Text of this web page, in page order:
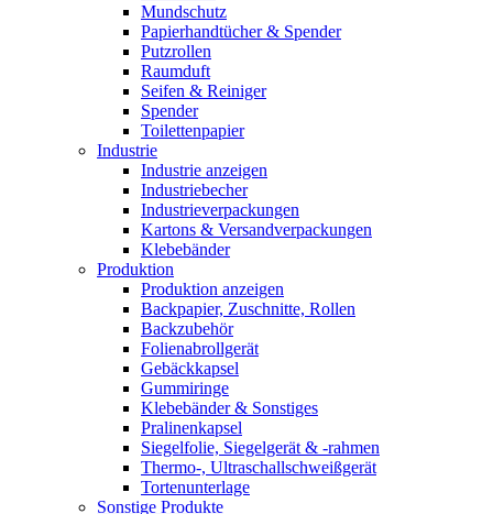
Mundschutz
Papierhandtücher & Spender
Putzrollen
Raumduft
Seifen & Reiniger
Spender
Toilettenpapier
Industrie
Industrie anzeigen
Industriebecher
Industrieverpackungen
Kartons & Versandverpackungen
Klebebänder
Produktion
Produktion anzeigen
Backpapier, Zuschnitte, Rollen
Backzubehör
Folienabrollgerät
Gebäckkapsel
Gummiringe
Klebebänder & Sonstiges
Pralinenkapsel
Siegelfolie, Siegelgerät & -rahmen
Thermo-, Ultraschallschweißgerät
Tortenunterlage
Sonstige Produkte